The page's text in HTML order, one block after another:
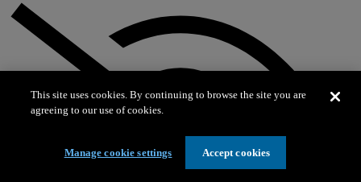
This site uses cookies. By continuing to browse the site you are
agreeing to our use of cookies.
Manage cookie settings Accept cookies